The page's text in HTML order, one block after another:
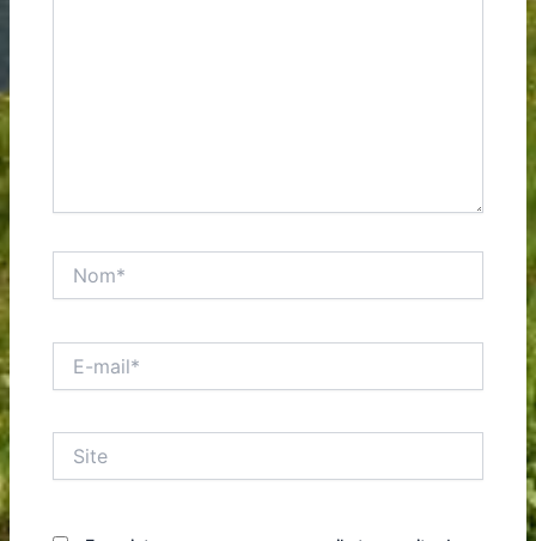
mail*